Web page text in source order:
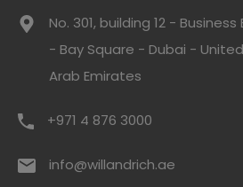
No. 301, building 12 - Business
- Bay Square - Dubai - United
Arab Emirates
+971 4 876 3000
info@willandrich.ae